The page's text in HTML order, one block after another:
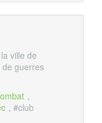
ville de
de guerres
,
, #club